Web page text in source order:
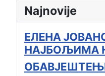
Najnovije
ЕЛЕНА
НАЈБОЉИМА